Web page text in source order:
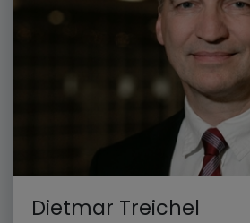
Dietmar Treichel